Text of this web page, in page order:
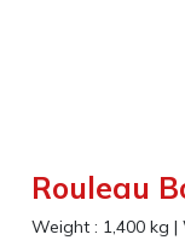
Rouleau
Weight : 1,400 kg|